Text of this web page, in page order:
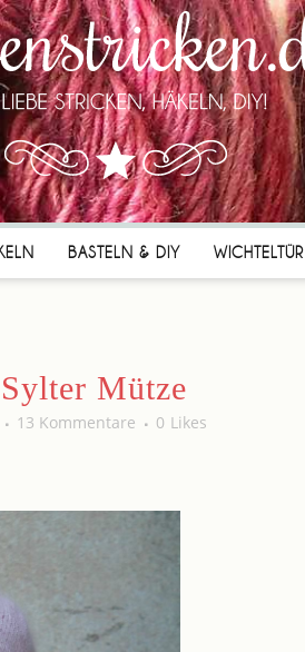
BASTELN & DIY WICHTELTÜR
Mütze
13 Kommentare 0 Likes